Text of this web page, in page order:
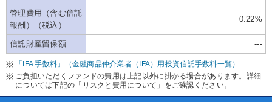
管理費用（含む信託
報酬）（税込）
0.22%
信託財産留保額 ---
「IFA 手数料」（金融商品仲介業者（IFA）用投資信託手数料一覧）
ご負担いただくファンドの費用は上記以外に掛かる場合があります。詳細
については下記の「リスクと費用について」をご確認ください。